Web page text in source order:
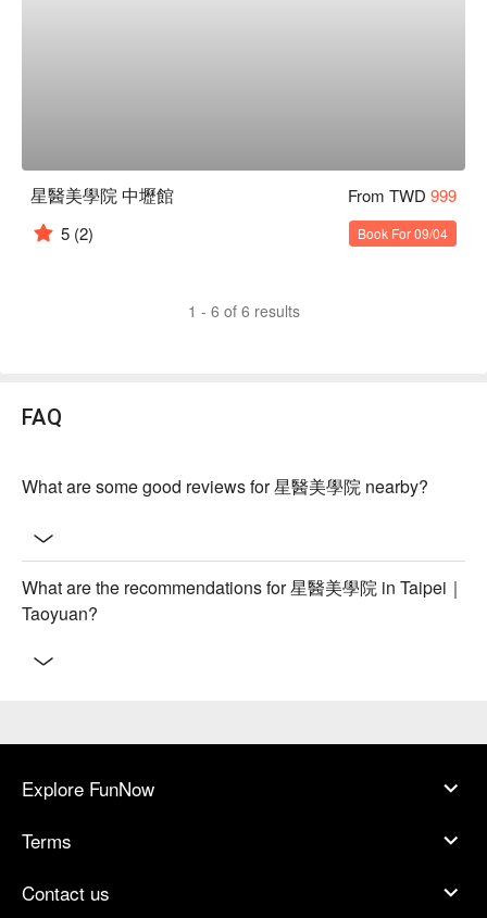
星醫美學院 中壢館 From TWD 999
5 (2) Book For 09/04
1 - 6 of 6 results
FAQ
What are some good reviews for 星醫美學院 nearby?
What are the recommendations for 星醫美學院 in Taipei｜
Taoyuan?
Explore FunNow
Terms
Contact us